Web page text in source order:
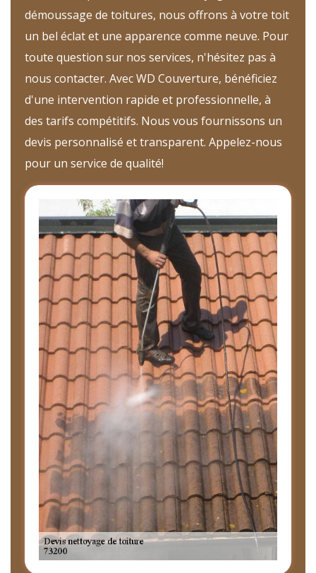
démoussage de toitures, nous offrons à votre toit
un bel éclat et une apparence comme neuve. Pour
toute question sur nos services, n'hésitez pas à
nous contacter. Avec WD Couverture, bénéficiez
d'une intervention rapide et professionnelle, à
des tarifs compétitifs. Nous vous fournissons un
devis personnalisé et transparent. Appelez-nous
pour un service de qualité!